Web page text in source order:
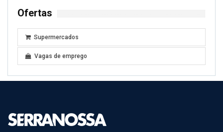
Ofertas
Supermercados
Vagas de emprego